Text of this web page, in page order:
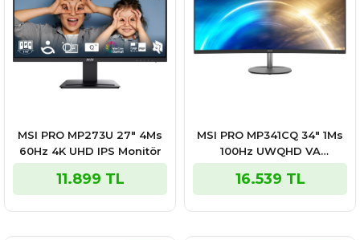
MSI PRO MP273U 27″ 4Ms
60Hz 4K UHD IPS Monitör
11.899 TL
MSI PRO MP341CQ 34″ 1Ms
100Hz UWQHD VA
FreeSync Monitör
16.539 TL